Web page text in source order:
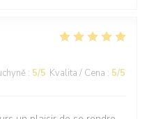
: 5/5 Kvalita / Cena : 5/5